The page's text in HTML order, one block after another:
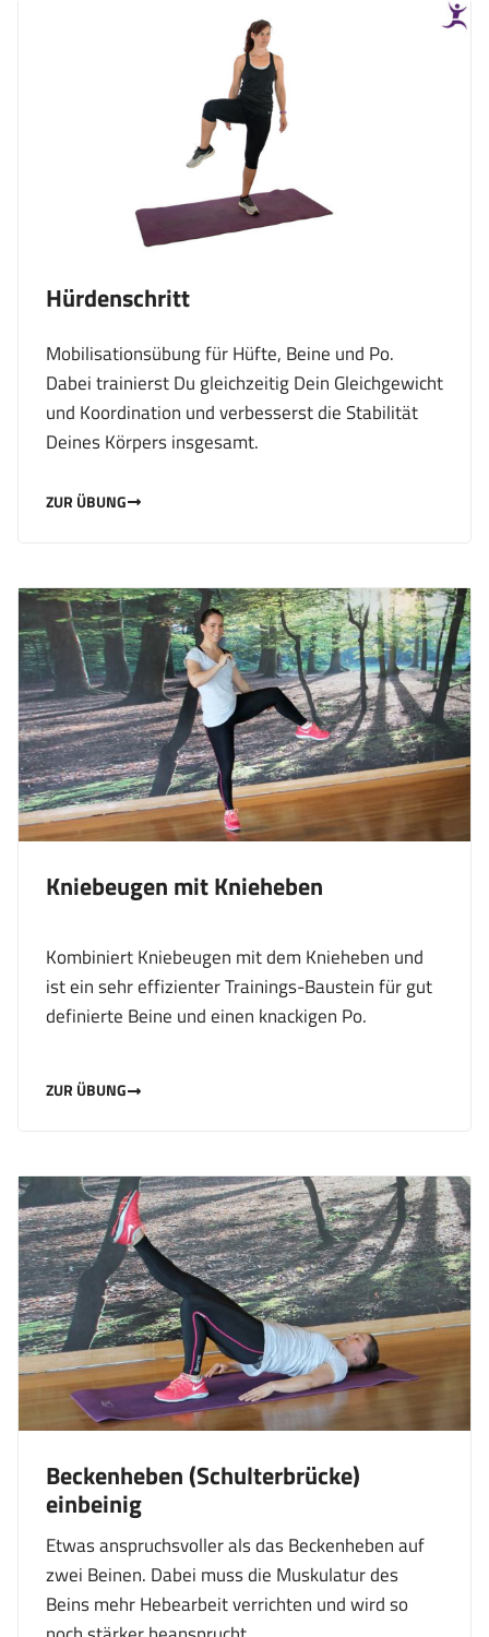
Hürdenschritt
Mobilisationsübung für Hüfte, Beine und Po.
Dabei trainierst Du gleichzeitig Dein Gleichgewicht
und Koordination und verbesserst die Stabilität
Deines Körpers insgesamt.
ZUR ÜBUNG
Kniebeugen mit Knieheben
Kombiniert Kniebeugen mit dem Knieheben und
ist ein sehr effizienter Trainings-Baustein für gut
definierte Beine und einen knackigen Po.
ZUR ÜBUNG
Beckenheben (Schulterbrücke)
einbeinig
Etwas anspruchsvoller als das Beckenheben auf
zwei Beinen. Dabei muss die Muskulatur des
Beins mehr Hebearbeit verrichten und wird so